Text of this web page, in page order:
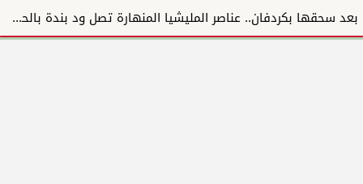
بعد سحقها بكردفان.. عناصر المليشيا المنهارة تصل ود بندة بالحمير